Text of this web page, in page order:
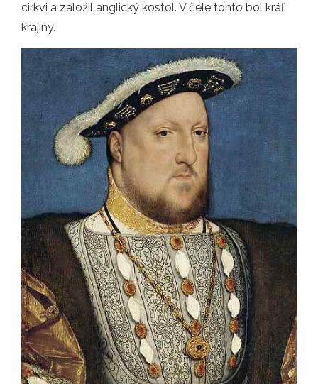
cirkvi a založil anglický kostol. V čele tohto bol kráľ
krajiny.